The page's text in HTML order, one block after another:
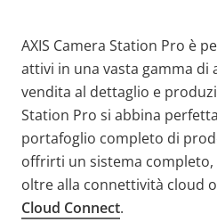
AXIS Camera Station Pro è
attivi in una vasta gamma di
vendita al dettaglio e
Station Pro si abbina
portafoglio completo di
offrirti un sistema completo,
oltre alla connettività cloud
Cloud Connect.